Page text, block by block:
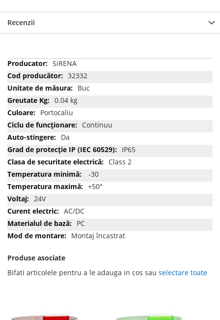
Recenzii
Mai
multe
informatii
SiRENA
32332
Buc
0.04 kg
Portocaliu
Continuu
Da
IP65
Class 2
-30
+50°
24V
AC/DC
PC
Montaj încastrat
Produse asociate
Bifati articolele pentru a le adauga in cos sau selectare toate